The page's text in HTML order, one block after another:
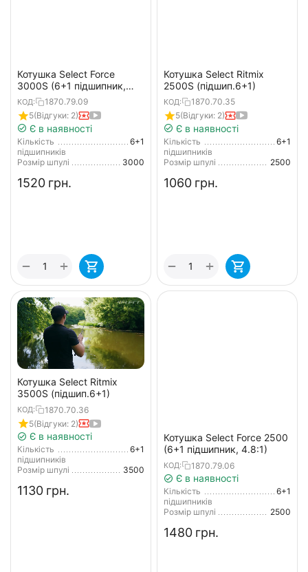
Котушка Select Force
3000S (6+1 підшипник,
4.8:1), низькопрофільна
шпуля
КОД:
1870.79.09
5(Відгуки: 2)
Є в наявності
Кількість
підшипників
6+1
Розмір шпулі
3000
‍1520‍ грн.
+
−
Котушка Select Ritmix
2500S (підшип.6+1)
КОД:
1870.70.35
5(Відгуки: 2)
Є в наявності
Кількість
підшипників
6+1
Розмір шпулі
2500
‍1060‍ грн.
+
−
Котушка Select Ritmix
3500S (підшип.6+1)
КОД:
1870.70.36
5(Відгуки: 2)
Є в наявності
Кількість
підшипників
6+1
Розмір шпулі
3500
‍1130‍ грн.
Котушка Select Force 2500
(6+1 підшипник, 4.8:1)
КОД: 1870.79.06
Є в наявності
Кількість
підшипників
6+1
Розмір шпулі
2500
‍1480‍ грн.